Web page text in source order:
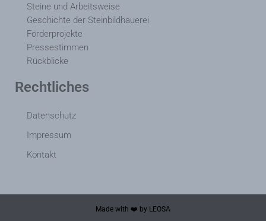
Steine und Arbeitsweise
Geschichte der Steinbildhauerei
Förderprojekte
Pressestimmen
Rückblicke
Rechtliches
Datenschutz
Impressum
Kontakt
Made with ❤️ by LEOSA